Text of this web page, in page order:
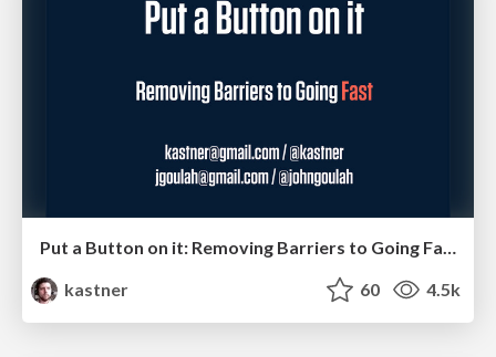
Put a Button on it: Removing Barriers to Going Fast.
kastner
60 4.5k